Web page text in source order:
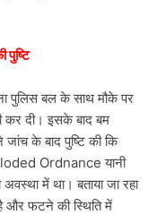
पुष्टि
पुलिस बल के साथ मौके पर
कर दी। इसके बाद बम
जांच के बाद पुष्टि की कि
Ordnance यानी
में था। बताया जा रहा
और फटने की स्थिति में